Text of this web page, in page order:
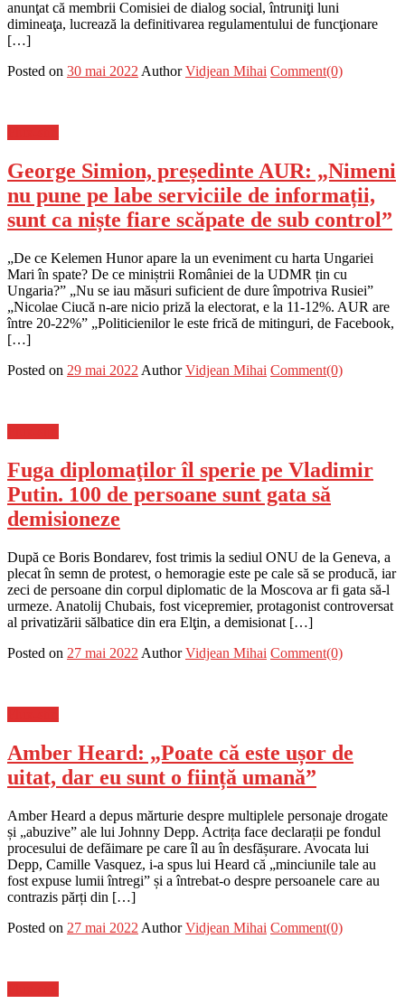
anunţat că membrii Comisiei de dialog social, întruniţi luni
dimineaţa, lucrează la definitivarea regulamentului de funcţionare
[…]
Posted on 30 mai 2022 Author Vidjean Mihai Comment(0)
George Simion, președinte AUR: „Nimeni
nu pune pe labe serviciile de informații,
sunt ca niște fiare scăpate de sub control”
„De ce Kelemen Hunor apare la un eveniment cu harta Ungariei
Mari în spate? De ce miniștrii României de la UDMR țin cu
Ungaria?” „Nu se iau măsuri suficient de dure împotriva Rusiei”
„Nicolae Ciucă n-are nicio priză la electorat, e la 11-12%. AUR are
între 20-22%” „Politicienilor le este frică de mitinguri, de Facebook,
[…]
Posted on 29 mai 2022 Author Vidjean Mihai Comment(0)
Fuga diplomaţilor îl sperie pe Vladimir
Putin. 100 de persoane sunt gata să
demisioneze
După ce Boris Bondarev, fost trimis la sediul ONU de la Geneva, a
plecat în semn de protest, o hemoragie este pe cale să se producă, iar
zeci de persoane din corpul diplomatic de la Moscova ar fi gata să-l
urmeze. Anatolij Chubais, fost vicepremier, protagonist controversat
al privatizării sălbatice din era Elţin, a demisionat […]
Posted on 27 mai 2022 Author Vidjean Mihai Comment(0)
Amber Heard: „Poate că este ușor de
uitat, dar eu sunt o ființă umană”
Amber Heard a depus mărturie despre multiplele personaje drogate
și „abuzive” ale lui Johnny Depp. Actrița face declarații pe fondul
procesului de defăimare pe care îl au în desfășurare. Avocata lui
Depp, Camille Vasquez, i-a spus lui Heard că „minciunile tale au
fost expuse lumii întregi” și a întrebat-o despre persoanele care au
contrazis părți din […]
Posted on 27 mai 2022 Author Vidjean Mihai Comment(0)